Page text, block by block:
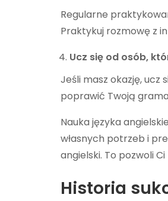
Regularne
Praktykuj rozmowę z
Ucz się od osób,
Jeśli masz okazję, ucz
poprawić Twoją
Nauka języka
własnych potrzeb i
angielski. To pozwoli
Historia